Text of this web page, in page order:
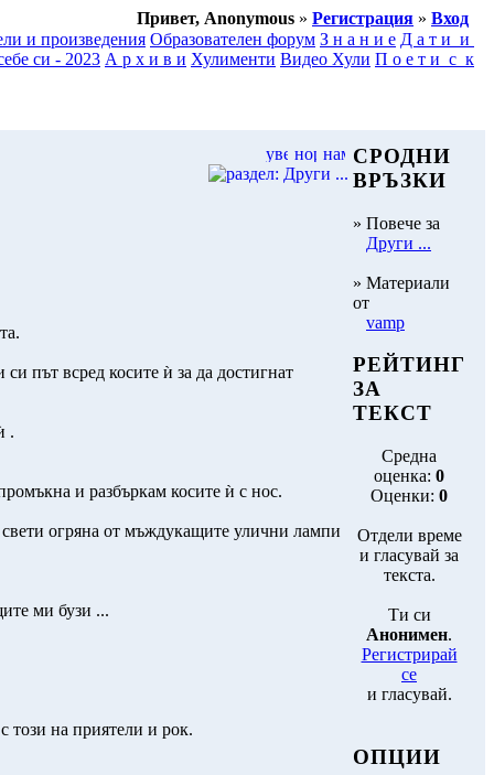
Привет, Anonymous » Регистрация » Вход
и произведения Образователен форум З н а н и е Д а т и и
си - 2023 А р х и в и Хулименти Видео Хули П о е т и с к
път всред косите ѝ за да достигнат
.
и разбъркам косите ѝ с нос.
огряна от мъждукащите улични лампи
ми бузи ...
този на приятели и рок.
СРОДНИ
ВРЪЗКИ
» Повече за
Други ...
» Материали
от
vamp
РЕЙТИНГ
ЗА
ТЕКСТ
Средна
оценка: 0
Оценки: 0
Отдели време
и гласувай за
текста.
Ти си
Анонимен.
Регистрирай
се
и гласувай.
ОПЦИИ